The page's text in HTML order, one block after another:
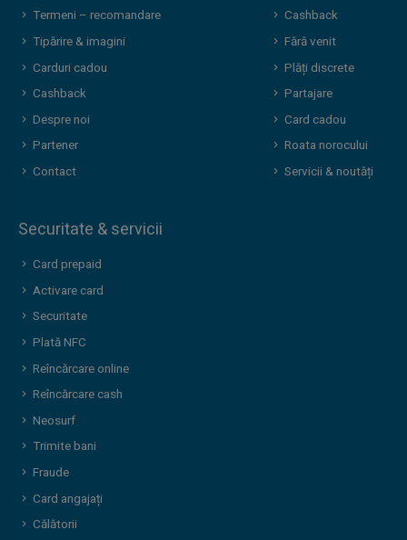
Termeni – recomandare
Tipărire & imagini
Carduri cadou
Cashback
Despre noi
Partener
Contact
Cashback
Fără venit
Plăți discrete
Partajare
Card cadou
Roata norocului
Servicii & noutăți
Securitate & servicii
Card prepaid
Activare card
Securitate
Plată NFC
Reîncărcare online
Reîncărcare cash
Neosurf
Trimite bani
Fraude
Card angajați
Călătorii